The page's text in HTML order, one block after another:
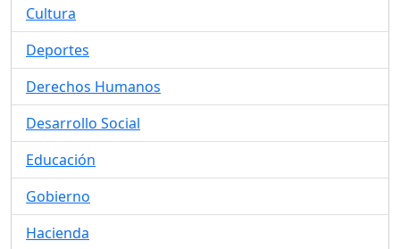
Cultura
Deportes
Derechos Humanos
Desarrollo Social
Educación
Gobierno
Hacienda